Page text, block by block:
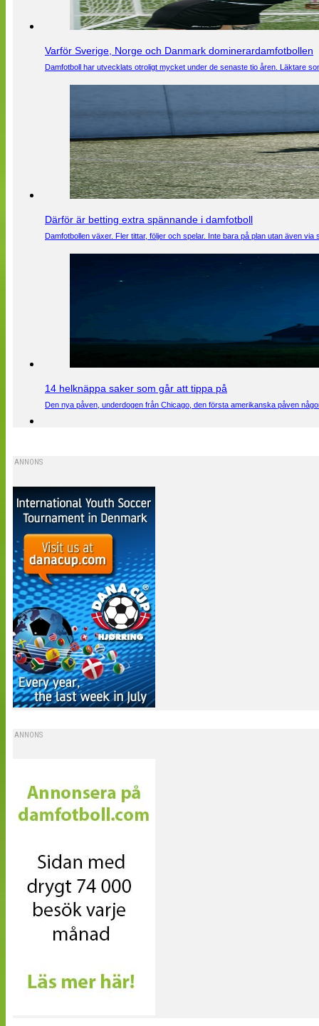
Varför Sverige, Norge och Danmark dominerardamfotbollen
Damfotboll har utvecklats otroligt mycket under de senaste tio åren. Läktare
Därför är betting extra spännande i damfotboll
Damfotbollen växer. Fler tittar, följer och spelar. Inte bara på plan utan även
14 helknäppa saker som går att tippa på
Den nya påven, underdogen från Chicago, den första amerikanska påven
ANNONS
ANNONS